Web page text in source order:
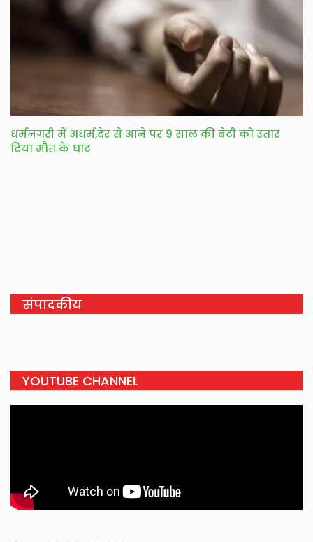
धर्मनगरी में अधर्म,देर से आने पर 9 साल की बेटी को उतार
दिया मौत के घाट
संपादकीय
YOUTUBE CHANNEL